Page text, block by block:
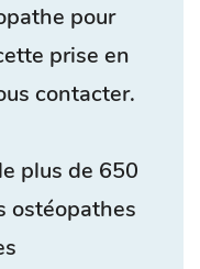
pour
prise en
contacter.
plus de 650
ostéopathes